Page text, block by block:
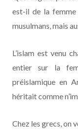
est-il de la femme
musulmans, mais
L’islam est venu
entier sur la
préislamique en
héritait comme
Chez les grecs, on